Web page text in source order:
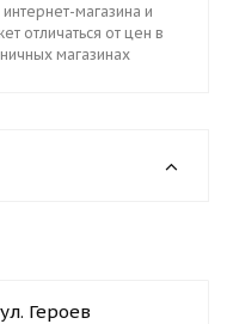
магазина и
отличаться от цен в
магазинах
Героев